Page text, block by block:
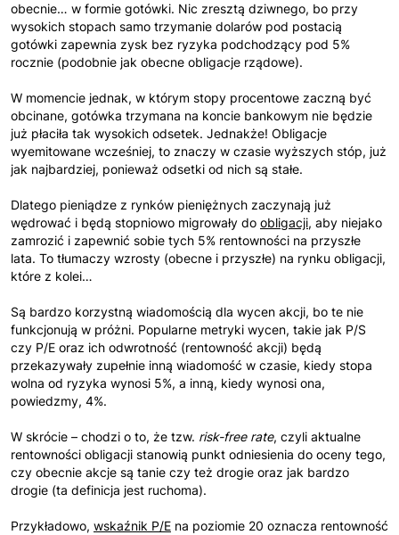
obecnie… w formie gotówki. Nic zresztą dziwnego, bo przy
wysokich stopach samo trzymanie dolarów pod postacią
gotówki zapewnia zysk bez ryzyka podchodzący pod 5%
rocznie (podobnie jak obecne obligacje rządowe).
W momencie jednak, w którym stopy procentowe zaczną być
obcinane, gotówka trzymana na koncie bankowym nie będzie
już płaciła tak wysokich odsetek. Jednakże! Obligacje
wyemitowane wcześniej, to znaczy w czasie wyższych stóp, już
jak najbardziej, ponieważ odsetki od nich są stałe.
Dlatego pieniądze z rynków pieniężnych zaczynają już
wędrować i będą stopniowo migrowały do obligacji, aby niejako
zamrozić i zapewnić sobie tych 5% rentowności na przyszłe
lata. To tłumaczy wzrosty (obecne i przyszłe) na rynku obligacji,
które z kolei…
Są bardzo korzystną wiadomością dla wycen akcji, bo te nie
funkcjonują w próżni. Popularne metryki wycen, takie jak P/S
czy P/E oraz ich odwrotność (rentowność akcji) będą
przekazywały zupełnie inną wiadomość w czasie, kiedy stopa
wolna od ryzyka wynosi 5%, a inną, kiedy wynosi ona,
powiedzmy, 4%.
W skrócie – chodzi o to, że tzw. risk-free rate, czyli aktualne
rentowności obligacji stanowią punkt odniesienia do oceny tego,
czy obecnie akcje są tanie czy też drogie oraz jak bardzo
drogie (ta definicja jest ruchoma).
Przykładowo, wskaźnik P/E na poziomie 20 oznacza rentowność